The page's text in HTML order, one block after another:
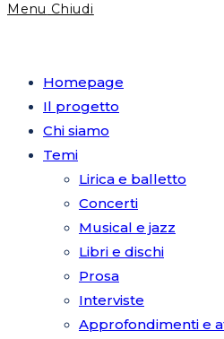
Menu Chiudi
Homepage
Il progetto
Chi siamo
Temi
Lirica e balletto
Concerti
Musical e jazz
Libri e dischi
Prosa
Interviste
Approfondimenti e